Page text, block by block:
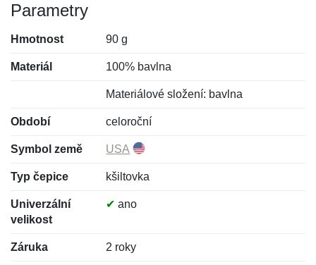
Parametry
Hmotnost 90 g
Materiál 100% bavlna
Materiálové složení: bavlna
Období celoroční
Symbol země USA
Typ čepice kšiltovka
Univerzální
velikost
✔ ano
Záruka 2 roky